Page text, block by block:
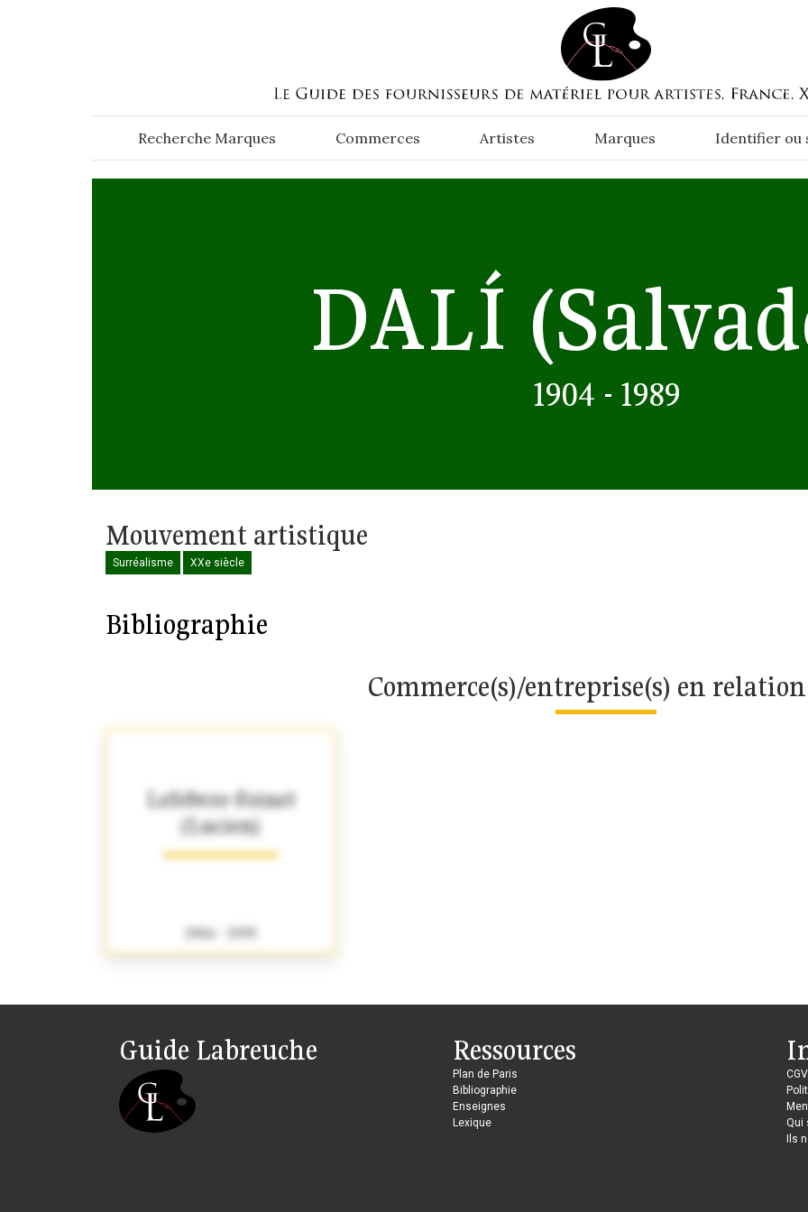
Recherche Marques Commerces Artistes Marques Identifier ou
DALÍ
1904 - 1989
Mouvement artistique
Surréalisme XXe siècle
Bibliographie
Commerce(s)/entreprise(s) en
Lefebvre-Foinet
(Lucien)
1904 - 1995
Guide Labreuche Ressources
Plan de Paris
Bibliographie
Enseignes
Lexique
Qui
Ils